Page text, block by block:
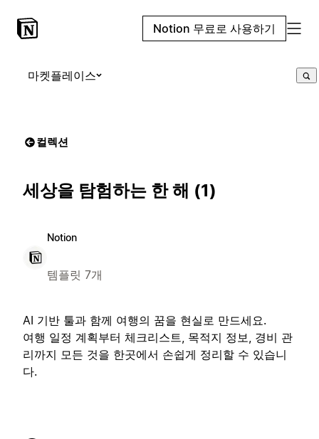
Notion 무료로 사용하기
마켓플레이스
컬렉션
세상을 탐험하는 한 해 (1)
Notion
템플릿 7개
AI 기반 툴과 함께 여행의 꿈을 현실로 만드세요.
여행 일정 계획부터 체크리스트, 목적지 정보, 경비 관
리까지 모든 것을 한곳에서 손쉽게 정리할 수 있습니
다.